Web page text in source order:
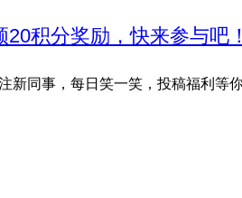
积分奖励，快来参与吧！